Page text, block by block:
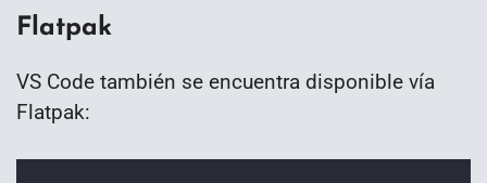
Flatpak
VS Code también se encuentra disponible vía
Flatpak: